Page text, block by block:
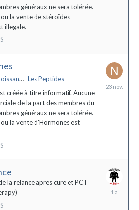
généraux ne sera tolérée.
la vente de stéroïdes
illegale.
Hormone de Croissance (HGH) Les Peptides
créée à titre informatif. Aucune
de la part des membres du
généraux ne sera tolérée.
la vente d'Hormones est
23
la relance apres cure et PCT
13